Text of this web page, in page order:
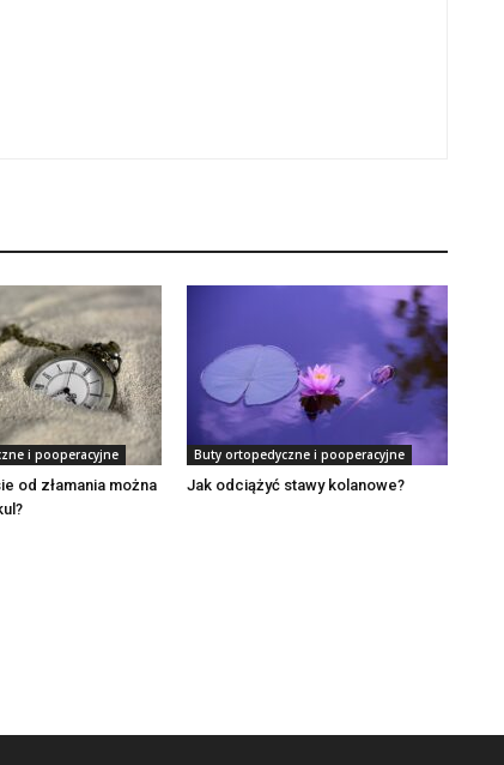
i pooperacyjne
od złamania można
Buty ortopedyczne i pooperacyjne
Jak odciążyć stawy kolanowe?